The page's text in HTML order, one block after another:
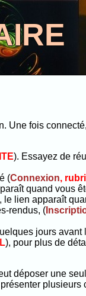
Une fois
). Essayez de
(Connexion,
quand vous
, le lien apparaît
rendus, (
jours
), pour plus de
déposer une